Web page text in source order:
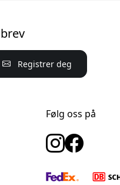
Registrer deg
Følg oss på